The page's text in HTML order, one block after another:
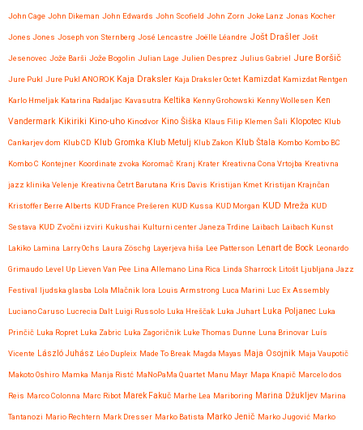
John Cage John Dikeman John Edwards John Scofield John Zorn Joke Lanz Jonas Kocher
Jones Jones Joseph von Sternberg José Lencastre Joëlle Léandre Jošt Drašler Jošt
Jesenovec Jože Barši Jože Bogolin Julian Lage Julien Desprez Julius Gabriel Jure Boršič
Jure Pukl Jure Pukl ANOROK Kaja Draksler Kaja Draksler Octet Kamizdat Kamizdat Rentgen
Karlo Hmeljak Katarina Radaljac Kavasutra Keltika Kenny Grohowski Kenny Wollesen Ken
Vandermark Kikiriki Kino-uho Kinodvor Kino Šiška Klaus Filip Klemen Šali Klopotec Klub
Cankarjev dom Klub CD Klub Gromka Klub Metulj Klub Zakon Klub Štala Kombo Kombo BC
Kombo C Kontejner Koordinate zvoka Koromač Kranj Krater Kreativna Cona Vrtojba Kreativna
jazz klinika Velenje Kreativna Četrt Barutana Kris Davis Kristijan Kmet Kristijan Krajnčan
Kristoffer Berre Alberts KUD France Prešeren KUD Kussa KUD Morgan KUD Mreža KUD
Sestava KUD Zvočni izviri Kukushai Kulturni center Janeza Trdine Laibach Laibach Kunst
Lakiko Lamina Larry Ochs Laura Zöschg Layerjeva hiša Lee Patterson Lenart de Bock Leonardo
Grimaudo Level Up Lieven Van Pee Lina Allemano Lina Rica Linda Sharrock Litošt Ljubljana Jazz
Festival ljudska glasba Lola Mlačnik lora Louis Armstrong Luca Marini Luc Ex Assembly
Luciano Caruso Lucrecia Dalt Luigi Russolo Luka Hreščak Luka Juhart Luka Poljanec Luka
Prinčič Luka Ropret Luka Zabric Luka Zagoričnik Luke Thomas Dunne Luna Brinovar Luís
Vicente László Juhász Léo Dupleix Made To Break Magda Mayas Maja Osojnik Maja Vaupotič
Makoto Oshiro Mamka Manja Ristć MaNoPaMa Quartet Manu Mayr Mapa Knapič Marcelo dos
Reis Marco Colonna Marc Ribot Marek Fakuč Marhe Lea Mariboring Marina Džukljev Marina
Tantanozi Mario Rechtern Mark Dresser Marko Batista Marko Jenič Marko Jugović Marko